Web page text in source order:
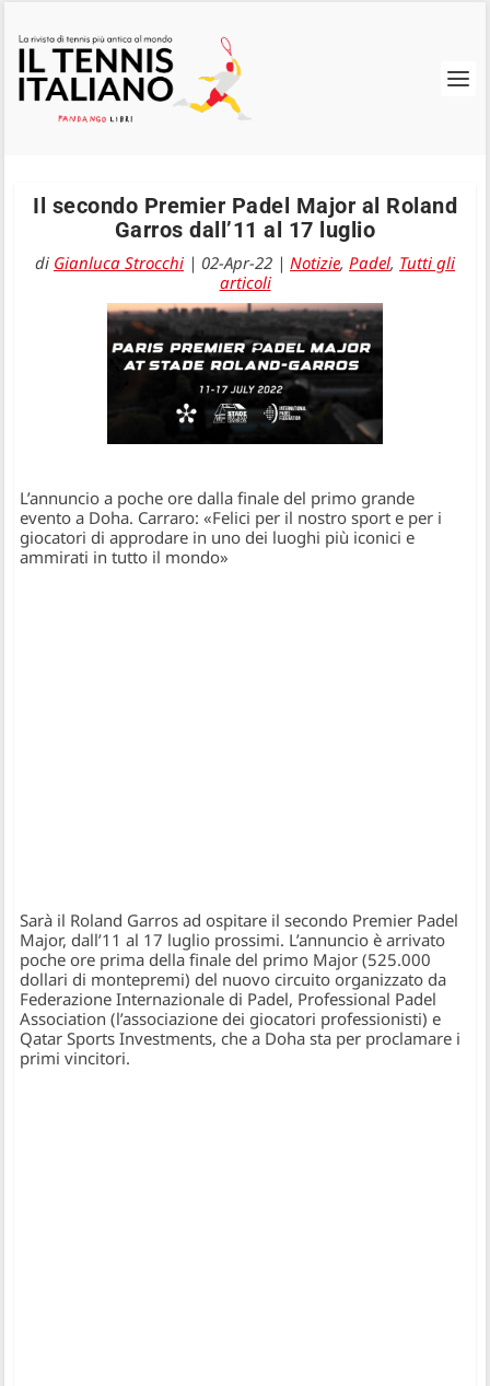
Il secondo Premier Padel Major al Roland
Garros dall’11 al 17 luglio
di Gianluca Strocchi | 02-Apr-22 | Notizie, Padel, Tutti gli
articoli
L’annuncio a poche ore dalla finale del primo grande
evento a Doha. Carraro: «Felici per il nostro sport e per i
giocatori di approdare in uno dei luoghi più iconici e
ammirati in tutto il mondo»
Sarà il Roland Garros ad ospitare il secondo Premier Padel
Major, dall’11 al 17 luglio prossimi. L’annuncio è arrivato
poche ore prima della finale del primo Major (525.000
dollari di montepremi) del nuovo circuito organizzato da
Federazione Internazionale di Padel, Professional Padel
Association (l’associazione dei giocatori professionisti) e
Qatar Sports Investments, che a Doha sta per proclamare i
primi vincitori.